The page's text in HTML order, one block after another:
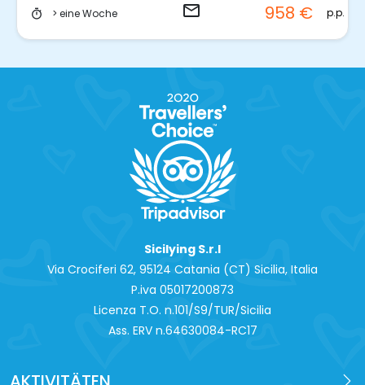
timer > eine Woche email 958 € p.p.
Sicilying S.r.l
Via Crociferi 62, 95124 Catania (CT) Sicilia, Italia
P.iva 0‍5017200873
Licenza T.O. n.101/S9/TUR/Sicilia
Ass. ERV n.64630084-RC17